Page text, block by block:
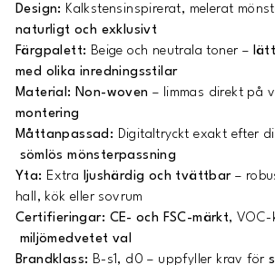
Design: Kalkstensinspirerat, melerat
naturligt och exklusivt
Färgpalett: Beige och neutrala toner –
med olika inredningsstilar
Material: Non-woven – limmas direkt på
montering
Måttanpassad: Digitaltryckt exakt efter
sömlös mönsterpassning
Yta: Extra ljushärdig och tvättbar–
hall, kök eller sovrum
Certifieringar: CE- och FSC-märkt, VOC-
miljömedvetet val
Brandklass: B-s1, d0 – uppfyller krav för